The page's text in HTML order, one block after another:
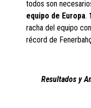
todos son
equipo de Europa.
racha del equipo
récord de
Resultados y